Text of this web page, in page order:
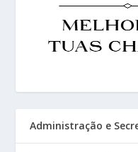
Administração e